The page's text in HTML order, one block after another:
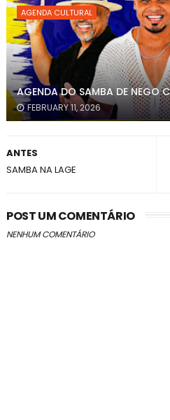
AGENDA CULTURAL
AGENDA DO SAMBA DE NEGO
FEBRUARY 11, 2026
ANTES
SAMBA NA LAGE
POST UM COMENTÁRIO
NENHUM COMENTÁRIO